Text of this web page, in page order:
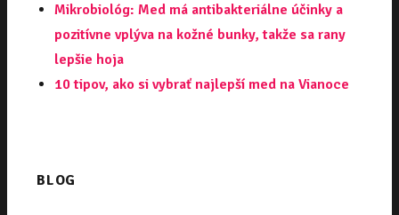
Mikrobiológ: Med má antibakteriálne účinky a
pozitívne vplýva na kožné bunky, takže sa rany
lepšie hoja
10 tipov, ako si vybrať najlepší med na Vianoce
BLOG